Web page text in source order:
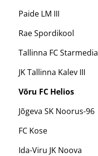
Paide LM III
Rae Spordikool
Tallinna FC Starmedia
JK Tallinna Kalev III
Võru FC Helios
Jõgeva SK Noorus-96
FC Kose
Ida-Viru JK Noova